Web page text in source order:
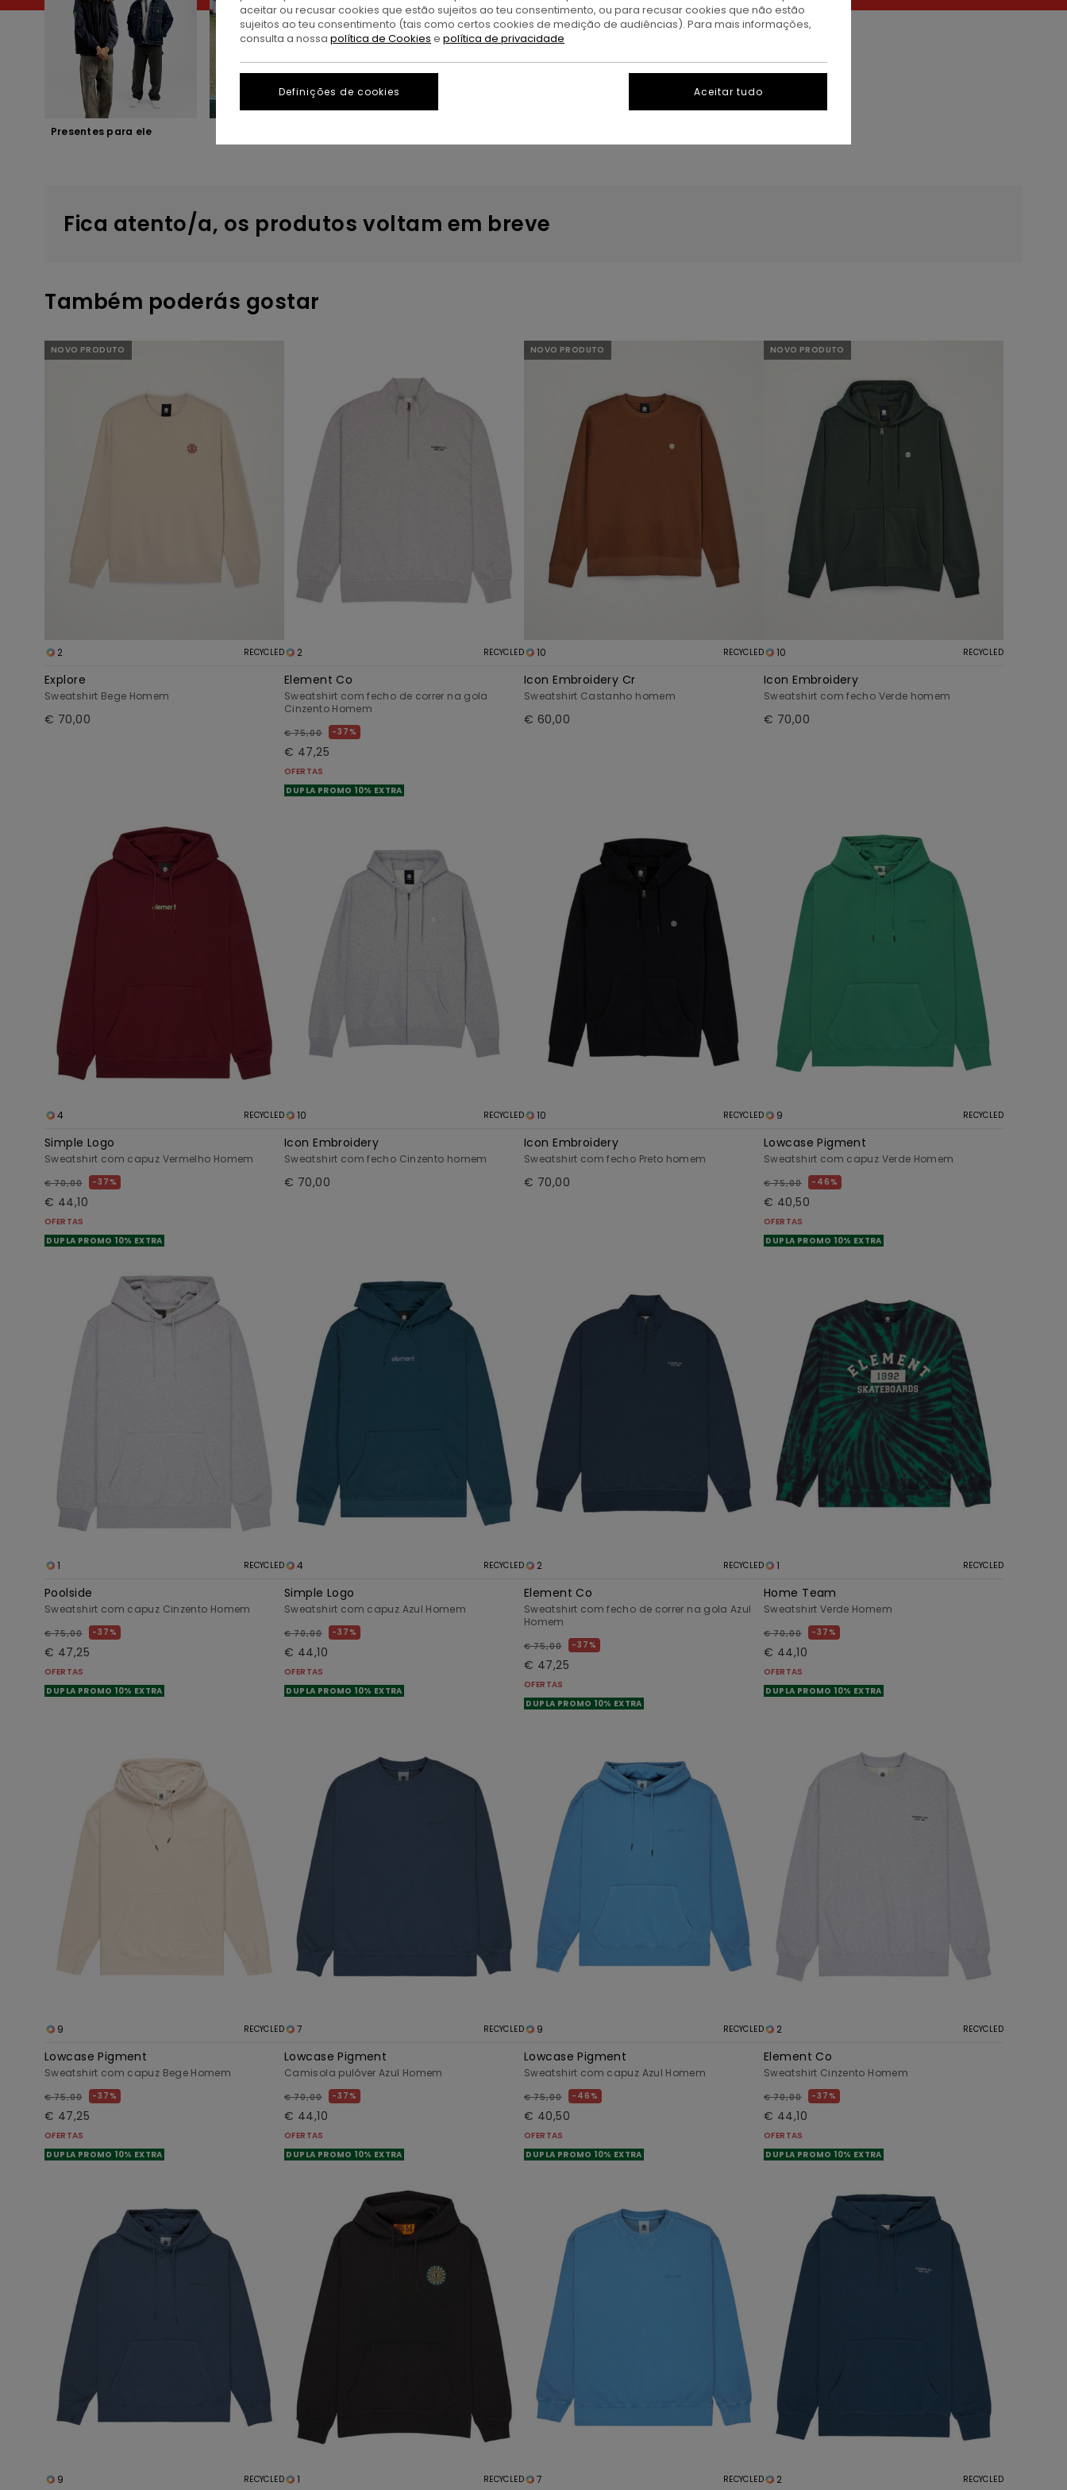
Presentes para ele
Fica atento/a, os produtos voltam em breve
Também poderás gostar
Avançar
para
Avançar
para
NOVO PRODUTO
2 RECYCLED
Explore
Sweatshirt Bege Homem
€ 70,00
2 RECYCLED
Element Co
Sweatshirt com fecho de correr na gola
Cinzento Homem
€ 75,00 37%
€ 47,25
OFERTAS
DUPLA PROMO 10% EXTRA
NOVO PRODUTO
10 RECYCLED
Icon Embroidery Cr
Sweatshirt Castanho homem
€ 60,00
NOVO PRODUTO
10 RECYCLED
Icon Embroidery
Sweatshirt com fecho Verde homem
€ 70,00
4 RECYCLED
Simple Logo
Sweatshirt com capuz Vermelho Homem
€ 70,00 37%
€ 44,10
OFERTAS
DUPLA PROMO 10% EXTRA
10 RECYCLED
Icon Embroidery
Sweatshirt com fecho Cinzento homem
€ 70,00
10 RECYCLED
Icon Embroidery
Sweatshirt com fecho Preto homem
€ 70,00
9 RECYCLED
Lowcase Pigment
Sweatshirt com capuz Verde Homem
€ 75,00 46%
€ 40,50
OFERTAS
DUPLA PROMO 10% EXTRA
1 RECYCLED
Poolside
Sweatshirt com capuz Cinzento Homem
€ 75,00 37%
€ 47,25
OFERTAS
DUPLA PROMO 10% EXTRA
4 RECYCLED
Simple Logo
Sweatshirt com capuz Azul Homem
€ 70,00 37%
€ 44,10
OFERTAS
DUPLA PROMO 10% EXTRA
2 RECYCLED
Element Co
Sweatshirt com fecho de correr na gola Azul
Homem
€ 75,00 37%
€ 47,25
OFERTAS
DUPLA PROMO 10% EXTRA
1 RECYCLED
Home Team
Sweatshirt Verde Homem
€ 70,00 37%
€ 44,10
OFERTAS
DUPLA PROMO 10% EXTRA
9 RECYCLED
Lowcase Pigment
Sweatshirt com capuz Bege Homem
€ 75,00 37%
€ 47,25
OFERTAS
DUPLA PROMO 10% EXTRA
7 RECYCLED
Lowcase Pigment
Camisola pulôver Azul Homem
€ 70,00 37%
€ 44,10
OFERTAS
DUPLA PROMO 10% EXTRA
9 RECYCLED
Lowcase Pigment
Sweatshirt com capuz Azul Homem
€ 75,00 46%
€ 40,50
OFERTAS
DUPLA PROMO 10% EXTRA
2 RECYCLED
Element Co
Sweatshirt Cinzento Homem
€ 70,00 37%
€ 44,10
OFERTAS
DUPLA PROMO 10% EXTRA
9 RECYCLED 1 RECYCLED 7 RECYCLED 2 RECYCLED
aceitar ou recusar cookies que estão sujeitos ao teu consentimento, ou para recusar cookies que não estão
sujeitos ao teu consentimento (tais como certos cookies de medição de audiências). Para mais informações,
consulta a nossa política de Cookies e política de privacidade
Definições de cookies Aceitar tudo